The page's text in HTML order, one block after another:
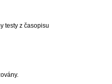
testy z časopisu